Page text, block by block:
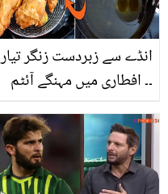
انڈے سے زبردست زنگر تیار
۔۔ افطاری میں مہنگے آئٹم
میں بنائیں یہ آسان اور
سستی ریسیپی، جو کھائے
دیوانہ ہوجائے